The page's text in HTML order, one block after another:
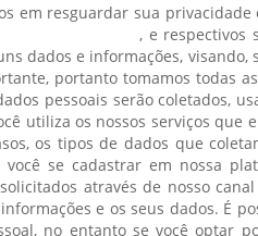
em resguardar sua
, e respectivos
dados e informações,
portanto tomamos todas
pessoais serão coletados,
utiliza os nossos serviços
os tipos de dados que
se cadastrar em nossa
através de nosso
e os seus dados. É
no entanto se você optar